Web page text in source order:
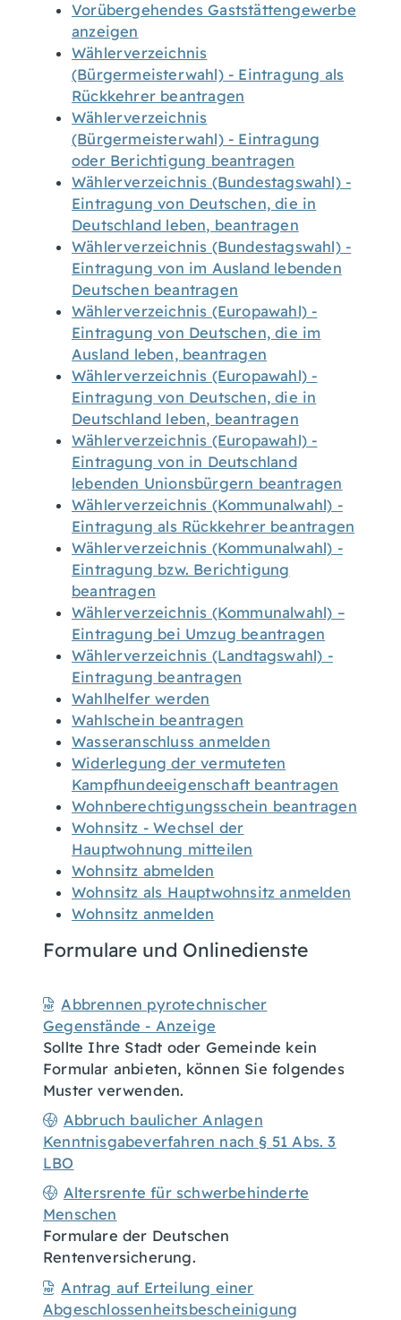
Vorübergehendes Gaststättengewerbe
anzeigen
Wählerverzeichnis
(Bürgermeisterwahl) - Eintragung als
Rückkehrer beantragen
Wählerverzeichnis
(Bürgermeisterwahl) - Eintragung
oder Berichtigung beantragen
Wählerverzeichnis (Bundestagswahl) -
Eintragung von Deutschen, die in
Deutschland leben, beantragen
Wählerverzeichnis (Bundestagswahl) -
Eintragung von im Ausland lebenden
Deutschen beantragen
Wählerverzeichnis (Europawahl) -
Eintragung von Deutschen, die im
Ausland leben, beantragen
Wählerverzeichnis (Europawahl) -
Eintragung von Deutschen, die in
Deutschland leben, beantragen
Wählerverzeichnis (Europawahl) -
Eintragung von in Deutschland
lebenden Unionsbürgern beantragen
Wählerverzeichnis (Kommunalwahl) -
Eintragung als Rückkehrer beantragen
Wählerverzeichnis (Kommunalwahl) -
Eintragung bzw. Berichtigung
beantragen
Wählerverzeichnis (Kommunalwahl) –
Eintragung bei Umzug beantragen
Wählerverzeichnis (Landtagswahl) -
Eintragung beantragen
Wahlhelfer werden
Wahlschein beantragen
Wasseranschluss anmelden
Widerlegung der vermuteten
Kampfhundeeigenschaft beantragen
Wohnberechtigungsschein beantragen
Wohnsitz - Wechsel der
Hauptwohnung mitteilen
Wohnsitz abmelden
Wohnsitz als Hauptwohnsitz anmelden
Wohnsitz anmelden
Formulare und Onlinedienste
Abbrennen pyrotechnischer
Gegenstände - Anzeige
Sollte Ihre Stadt oder Gemeinde kein
Formular anbieten, können Sie folgendes
Muster verwenden.
Abbruch baulicher Anlagen
Kenntnisgabeverfahren nach § 51 Abs. 3
LBO
Altersrente für schwerbehinderte
Menschen
Formulare der Deutschen
Rentenversicherung.
Antrag auf Erteilung einer
Abgeschlossenheitsbescheinigung